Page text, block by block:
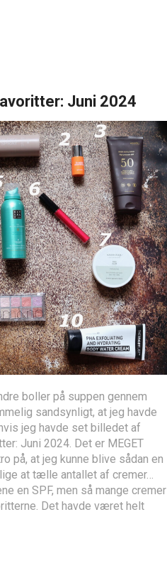
Juni 2024
boller på suppen gennem
sandsynligt, at jeg havde
jeg havde set billedet af
Juni 2024. Det er MEGET
på, at jeg kunne blive sådan en
at tælle antallet af cremer…
en SPF, men så mange cremer
Det havde været helt